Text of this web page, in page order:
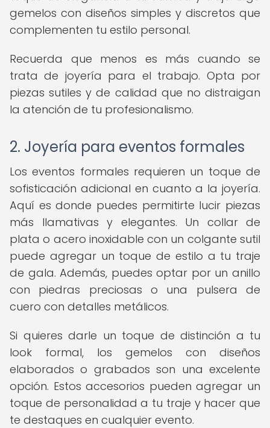
gemelos con diseños simples y discretos que
complementen tu estilo personal.
Recuerda que menos es más cuando se
trata de joyería para el trabajo. Opta por
piezas sutiles y de calidad que no distraigan
la atención de tu profesionalismo.
2. Joyería para eventos formales
Los eventos formales requieren un toque de
sofisticación adicional en cuanto a la joyería.
Aquí es donde puedes permitirte lucir piezas
más llamativas y elegantes. Un collar de
plata o acero inoxidable con un colgante sutil
puede agregar un toque de estilo a tu traje
de gala. Además, puedes optar por un anillo
con piedras preciosas o una pulsera de
cuero con detalles metálicos.
Si quieres darle un toque de distinción a tu
look formal, los gemelos con diseños
elaborados o grabados son una excelente
opción. Estos accesorios pueden agregar un
toque de personalidad a tu traje y hacer que
te destaques en cualquier evento.